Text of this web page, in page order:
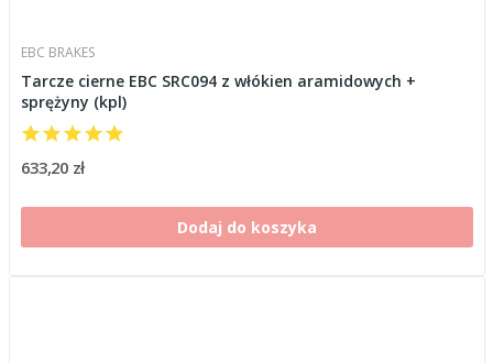
EBC BRAKES
Tarcze cierne EBC SRC094 z włókien aramidowych +
sprężyny (kpl)
633,20 zł
Dodaj do koszyka